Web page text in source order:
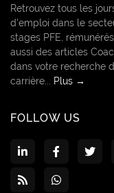
Retrouvez tous les
d’emploi dans le
stages PFE,
aussi des articles
dans votre recherche
carrière...
Plus →
FOLLOW US